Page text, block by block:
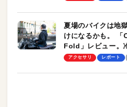
夏場のバイクは地
けになるかも。
Fold」レビュー。
却プレート、シン
アクセサリ レポート